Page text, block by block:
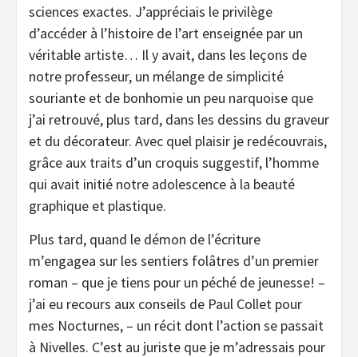
sciences exactes. J’appréciais le privilège
d’accéder à l’histoire de l’art enseignée par un
véritable artiste… Il y avait, dans les leçons de
notre professeur, un mélange de simplicité
souriante et de bonhomie un peu narquoise que
j’ai retrouvé, plus tard, dans les dessins du graveur
et du décorateur. Avec quel plaisir je redécouvrais,
grâce aux traits d’un croquis suggestif, l’homme
qui avait initié notre adolescence à la beauté
graphique et plastique.
Plus tard, quand le démon de l’écriture
m’engagea sur les sentiers folâtres d’un premier
roman – que je tiens pour un péché de jeunesse! –
j’ai eu recours aux conseils de Paul Collet pour
mes Nocturnes, – un récit dont l’action se passait
à Nivelles. C’est au juriste que je m’adressais pour